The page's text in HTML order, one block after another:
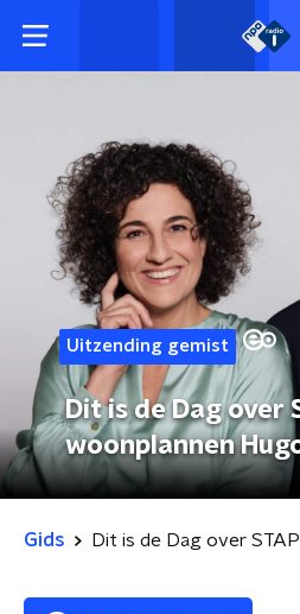
Uitzending gemist
Dit is de Dag over
woonplannen
Gids